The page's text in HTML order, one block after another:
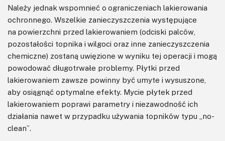
Należy jednak wspomnieć o ograniczeniach lakierowania
ochronnego. Wszelkie zanieczyszczenia występujące
na powierzchni przed lakierowaniem (odciski palców,
pozostałości topnika i wilgoci oraz inne zanieczyszczenia
chemiczne) zostaną uwięzione w wyniku tej operacji i mogą
powodować długotrwałe problemy. Płytki przed
lakierowaniem zawsze powinny być umyte i wysuszone,
aby osiągnąć optymalne efekty. Mycie płytek przed
lakierowaniem poprawi parametry i niezawodność ich
działania nawet w przypadku używania topników typu „no-
clean”.